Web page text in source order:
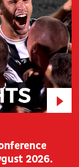
2026.